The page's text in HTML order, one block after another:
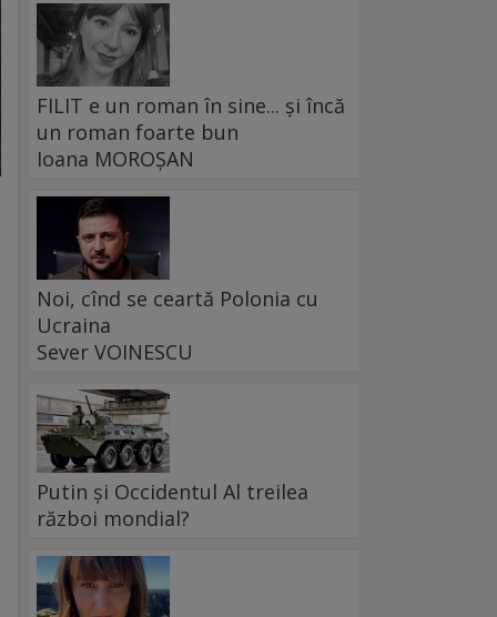
FILIT e un roman în sine... și încă
un roman foarte bun
Ioana MOROȘAN
Noi, cînd se ceartă Polonia cu
Ucraina
Sever VOINESCU
Putin și Occidentul Al treilea
război mondial?